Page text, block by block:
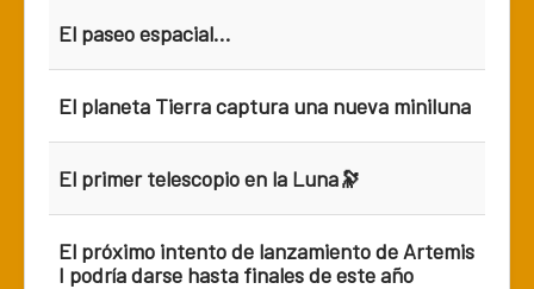
El paseo espacial...
El planeta Tierra captura una nueva miniluna
El primer telescopio en la Luna🔭
El próximo intento de lanzamiento de Artemis
I podría darse hasta finales de este año